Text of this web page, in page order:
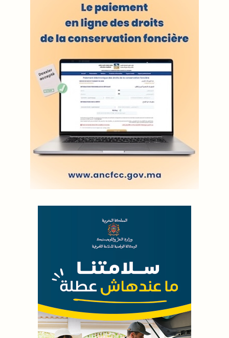
VOS CONTRIBUTIONS
Proposer votre article
LODJ VIDÉO
L'ODJ LIVE TV
LODJ AUDIO
WEB RADIO R212
Copyright © 2022 Groupe de presse Arrissala
Ce site utilise Google Analytics. En continuant à naviguer, vous nous
autorisez à déposer un cookie à des fins de mesure d'audience
Plan du site| Syndication